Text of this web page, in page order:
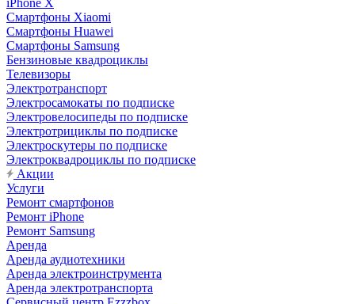
iPhone X
Смартфоны Xiaomi
Смартфоны Huawei
Смартфоны Samsung
Бензиновые квадроциклы
Телевизоры
Электротранспорт
Электросамокаты по подписке
Электровелосипеды по подписке
Электротрициклы по подписке
Электроскутеры по подписке
Электроквадроциклы по подписке
Акции
Услуги
Ремонт смартфонов
Ремонт iPhone
Ремонт Samsung
Аренда
Аренда аудиотехники
Аренда электроинструмента
Аренда электротранспорта